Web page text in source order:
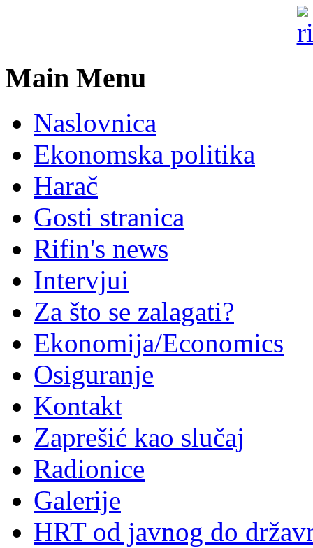
Main Menu
Naslovnica
Ekonomska politika
Harač
Gosti stranica
Rifin's news
Intervjui
Za što se zalagati?
Ekonomija/Economics
Osiguranje
Kontakt
Zaprešić kao slučaj
Radionice
Galerije
HRT od javnog do